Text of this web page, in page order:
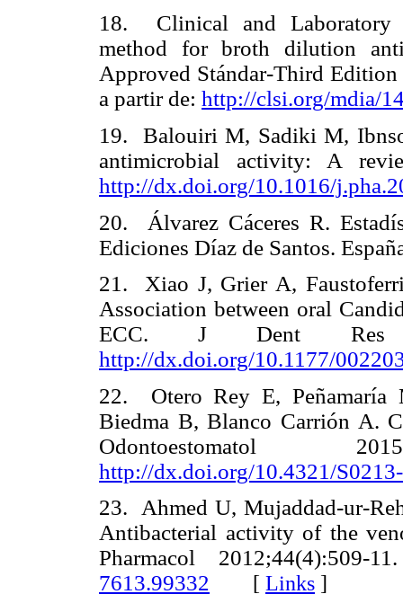
18. Clinical and Laboratory
method for broth dilution
Approved Stándar-Third
a partir de: http://clsi.org/mdia/
19. Balouiri M, Sadiki M,
antimicrobial activity: A
http://dx.doi.org/10.1016/
20. Álvarez Cáceres R.
Ediciones Díaz de Santos.
21. Xiao J, Grier A,
Association between oral
ECC. J Dent Res
http://dx.doi.org/10.1177/
22. Otero Rey E,
Biedma B, Blanco Carrión A.
Odontoestomatol
http://dx.doi.org/10.4321/
23. Ahmed U, Mujaddad-ur-
Antibacterial activity of the
Pharmacol
7613.99332 [ Links ]